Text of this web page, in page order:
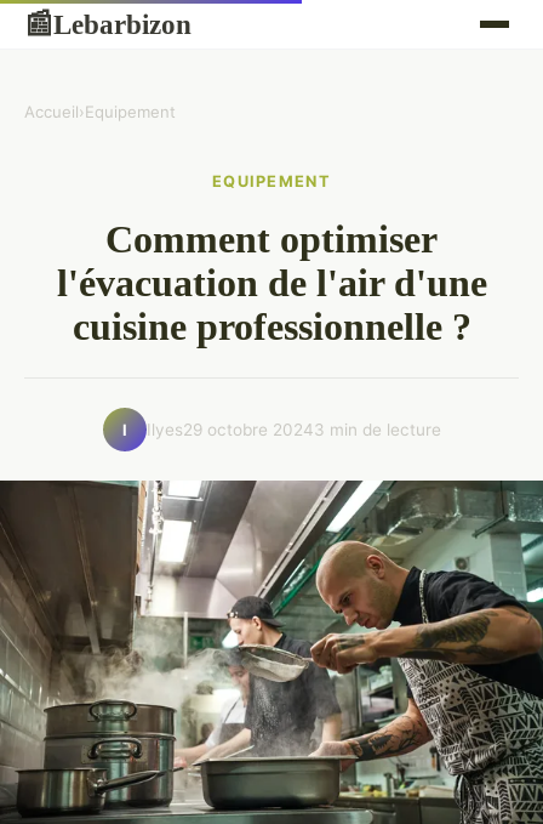
📰Lebarbizon
Accueil›Equipement
EQUIPEMENT
Comment optimiser
l'évacuation de l'air d'une
cuisine professionnelle ?
I Ilyes29 octobre 20243 min de lecture